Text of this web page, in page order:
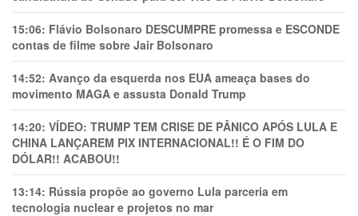
15:06: Flávio Bolsonaro DESCUMPRE promessa e ESCONDE
contas de filme sobre Jair Bolsonaro
14:52: Avanço da esquerda nos EUA ameaça bases do
movimento MAGA e assusta Donald Trump
14:20: VÍDEO: TRUMP TEM CRlSE DE PÂNlCO APÓS LULA E
CHINA LANÇAREM PIX INTERNACIONAL!! É O FIM DO
DÓLAR!! ACABOU!!
13:14: Rússia propõe ao governo Lula parceria em
tecnologia nuclear e projetos no mar